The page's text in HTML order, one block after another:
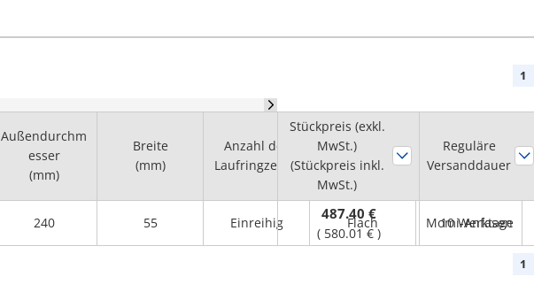
1
Außendurchm
esser
(mm)
Breite
(mm)
Anzahl der
Laufringzeilen
Außenring,
Ausführung
Halterung
240 55 Einreihig Flach Momi-Anfasen
Stückpreis (exkl.
MwSt.)
(Stückpreis inkl.
MwSt.)
Reguläre
Versanddauer
487.40 €
( 580.01 € )
10 Werktage
1